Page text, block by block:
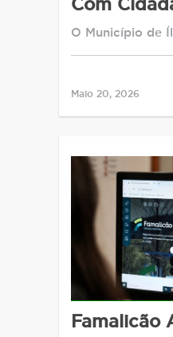
Com
O Município de
Maio 20, 2026
Famalicão